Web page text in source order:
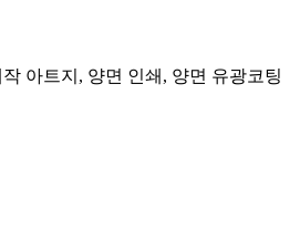
아트지, 양면 인쇄, 양면 유광코팅